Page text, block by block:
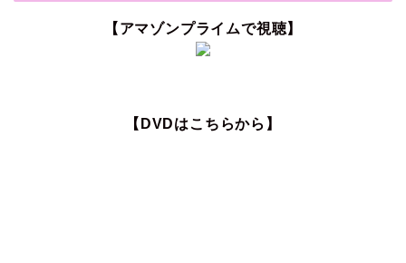
【アマゾンプライムで視聴】
【DVDはこちらから】